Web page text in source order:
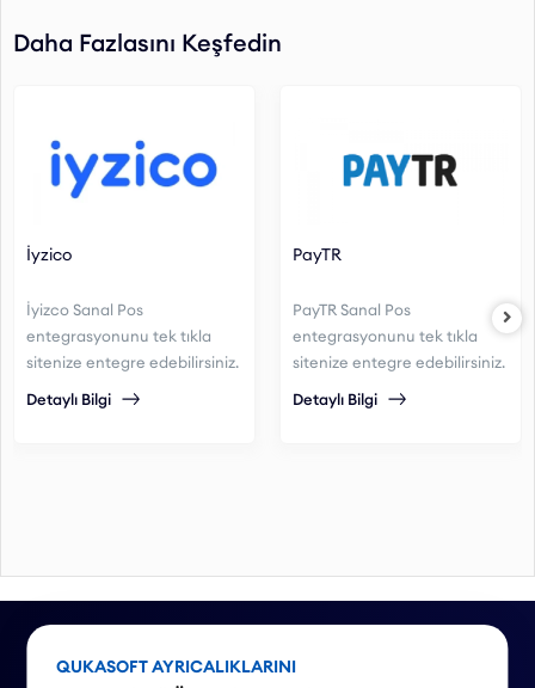
alışveriş deneyimi sunabilirsiniz. Qukasoft
Daha Fazlasını Keşfedin
İyzico
İyizco Sanal Pos
entegrasyonunu tek tıkla
sitenize entegre edebilirsiniz.
Detaylı Bilgi
PayTR
PayTR Sanal Pos
entegrasyonunu tek tıkla
sitenize entegre edebilirsiniz.
Detaylı Bilgi
QUKASOFT AYRICALIKLARINI